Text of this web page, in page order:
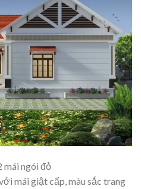
mái ngói đỏ
mái giật cấp, màu sắc trang